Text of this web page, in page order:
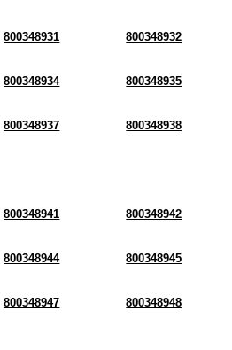
800348931 800348932
800348934 800348935
800348937 800348938
800348941 800348942
800348944 800348945
800348947 800348948